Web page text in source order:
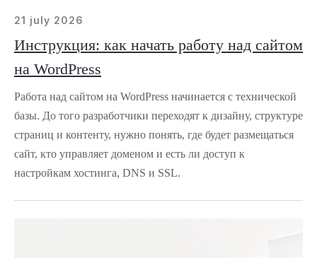
21 july 2026
Инструкция: как начать работу над сайтом
на WordPress
Работа над сайтом на WordPress начинается с технической
базы. До того разработчики переходят к дизайну, структуре
страниц и контенту, нужно понять, где будет размещаться
сайт, кто управляет доменом и есть ли доступ к
настройкам хостинга, DNS и SSL.